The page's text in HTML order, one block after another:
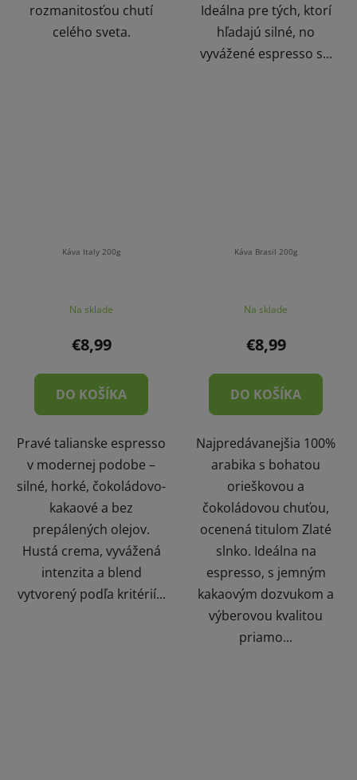
rozmanitosťou chutí
celého sveta.
Ideálna pre tých, ktorí
hľadajú silné, no
vyvážené espresso s...
Káva Italy 200g
Na sklade
€8,99
DO KOŠÍKA
Pravé talianske espresso
v modernej podobe –
silné, horké, čokoládovo-
kakaové a bez
prepálených olejov.
Hustá crema, vyvážená
intenzita a blend
vytvorený podľa kritérií...
Káva Brasil 200g
Na sklade
€8,99
DO KOŠÍKA
Najpredávanejšia 100%
arabika s bohatou
orieškovou a
čokoládovou chuťou,
ocenená titulom Zlaté
slnko. Ideálna na
espresso, s jemným
kakaovým dozvukom a
výberovou kvalitou
priamo...